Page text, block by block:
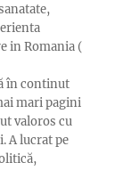
in Romania (
în continut
mari pagini
valoros cu
A lucrat pe